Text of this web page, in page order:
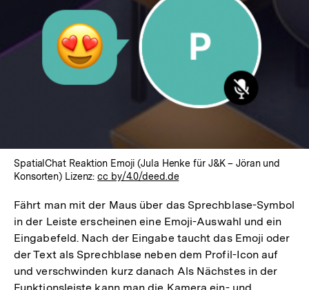
SpatialChat Reaktion Emoji (Jula Henke für J&K – Jöran und
Konsorten) Lizenz:cc by/4.0/deed.de
Fährt man mit der Maus über das Sprechblase-Symbol
in der Leiste erscheinen eine Emoji-Auswahl und ein
Eingabefeld. Nach der Eingabe taucht das Emoji oder
der Text als Sprechblase neben dem Profil-Icon auf
und verschwinden kurz danach Als Nächstes in der
Funktionsleiste kann man die Kamera ein- und